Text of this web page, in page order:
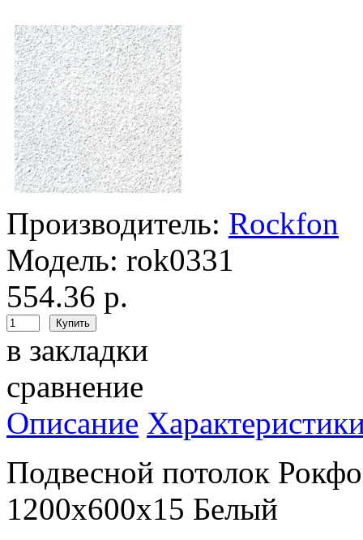
Производитель: Rockfon
Модель: rok0331
554.36 р.
в закладки
сравнение
Описание
Подвесной потолок
1200x600x15 Белый